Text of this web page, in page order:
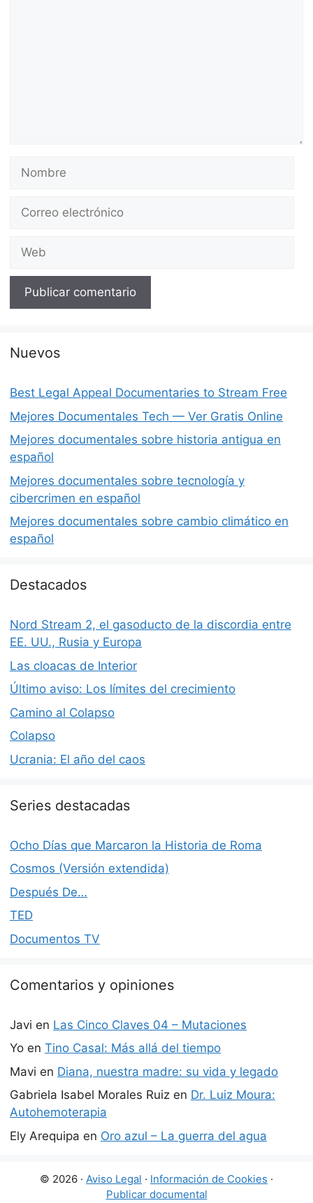
Nombre
Correo
Web
Nuevos
Best Legal Appeal Documentaries to Stream Free
Mejores Documentales Tech — Ver Gratis Online
Mejores documentales sobre historia antigua en
español
Mejores documentales sobre tecnología y
cibercrimen en español
Mejores documentales sobre cambio climático en
español
Destacados
Nord Stream 2, el gasoducto de la discordia entre
EE. UU., Rusia y Europa
Las cloacas de Interior
Último aviso: Los límites del crecimiento
Camino al Colapso
Colapso
Ucrania: El año del caos
Series destacadas
Ocho Días que Marcaron la Historia de Roma
Cosmos (Versión extendida)
Después De…
TED
Documentos TV
Comentarios y opiniones
Javi en Las Cinco Claves 04 – Mutaciones
Yo en Tino Casal: Más allá del tiempo
Mavi en Diana, nuestra madre: su vida y legado
Gabriela Isabel Morales Ruiz en Dr. Luiz Moura:
Autohemoterapia
Ely Arequipa en Oro azul – La guerra del agua
© 2026 · Aviso Legal · Información de Cookies ·
Publicar documental